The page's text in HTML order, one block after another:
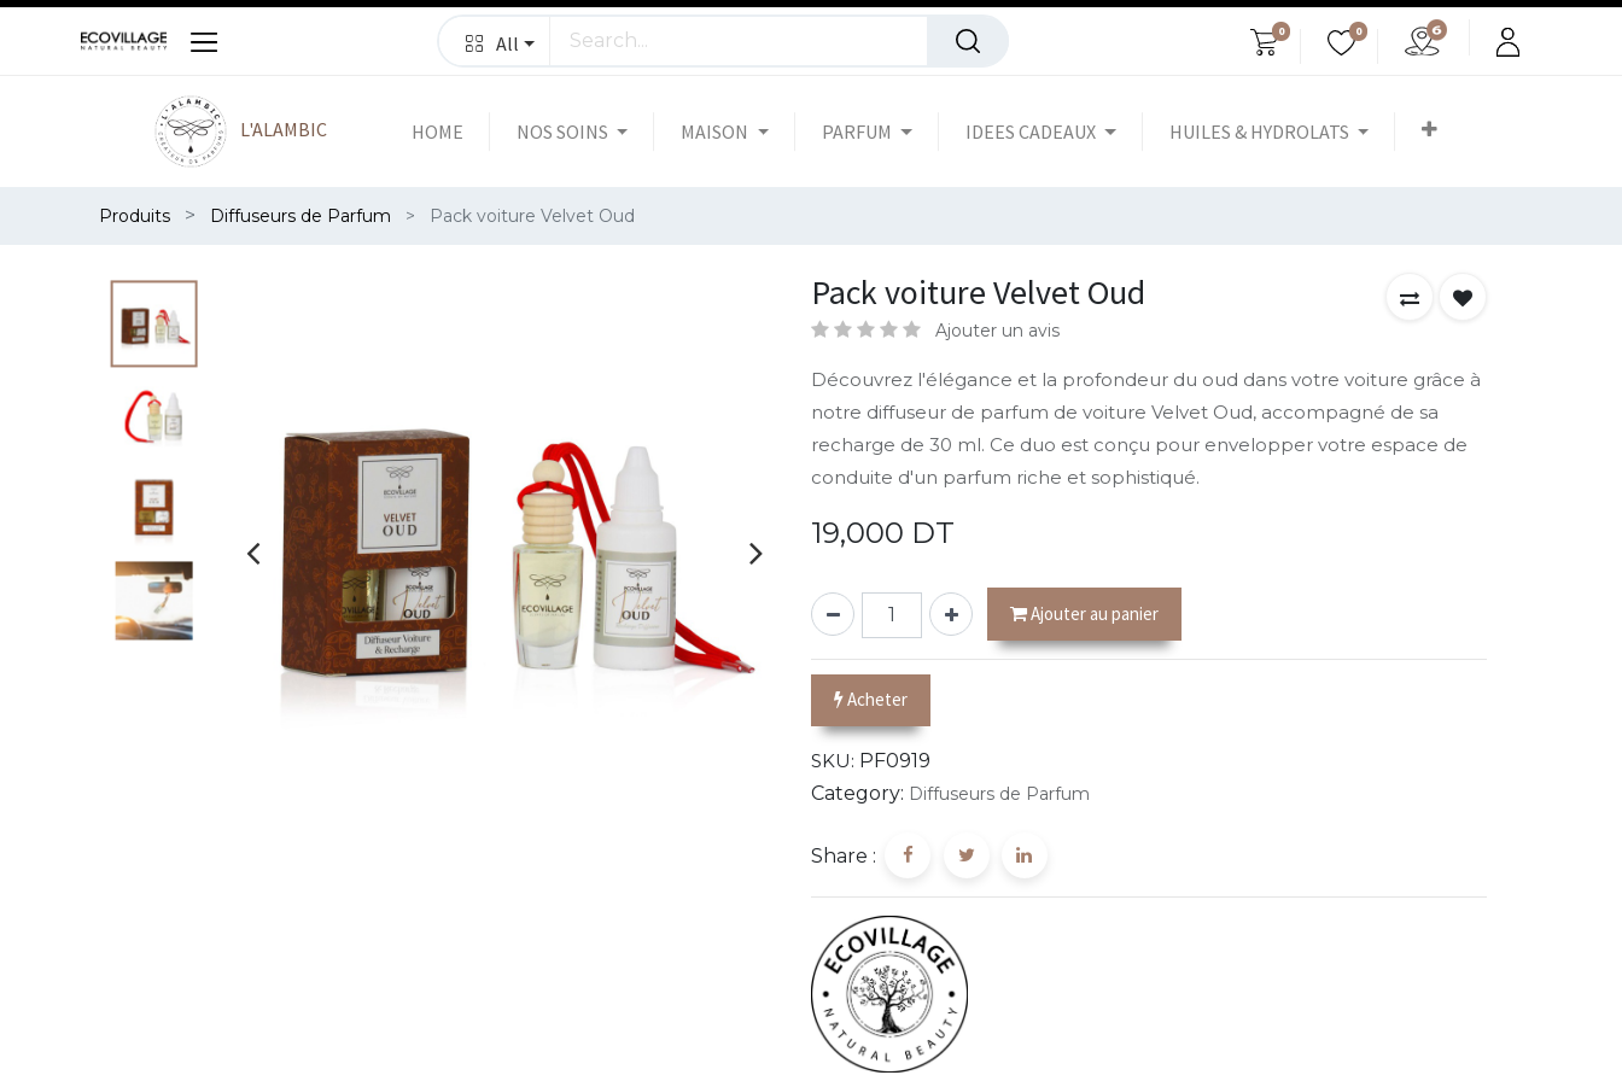
All
0 0
L'ALAMBIC HOME NOS SOINS MAISON PARFUM IDEES CADEAUX HUILES & HYDROLATS
Produits Diffuseurs de Parfum Pack voiture Velvet Oud
Pack voiture Velvet Oud
Ajouter un avis
Découvrez l'élégance et la profondeur du oud dans votre voiture grâce à
notre diffuseur de parfum de voiture Velvet Oud, accompagné de sa
recharge de 30 ml. Ce duo est conçu pour envelopper votre espace de
conduite d'un parfum riche et sophistiqué.
19,000 DT
Ajouter au panier
Acheter
SKU: PF0919
Category: Diffuseurs de Parfum
Share :